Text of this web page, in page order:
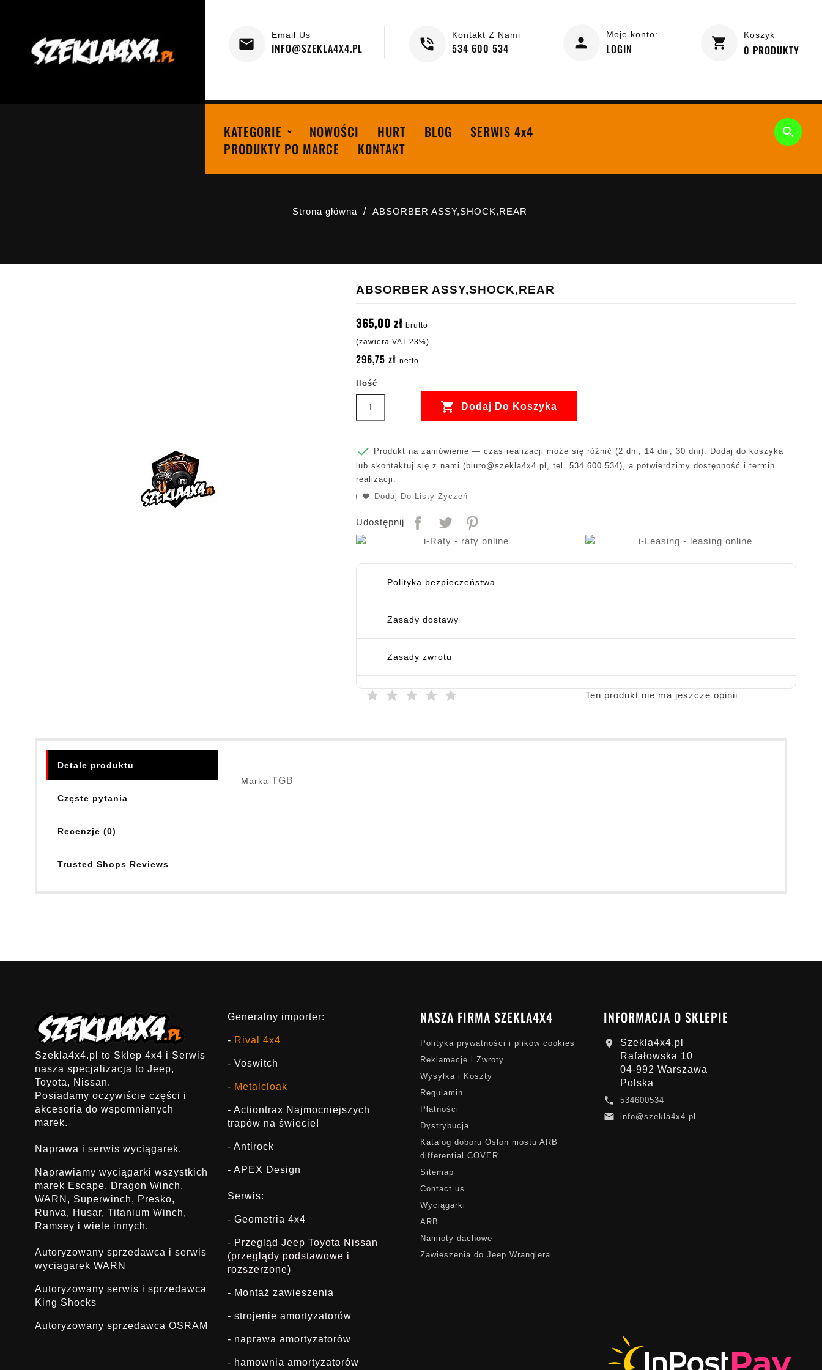
Koszyk
0 PRODUKTY
Moje konto:
LOGIN
Kontakt Z Nami
534 600 534
Email Us
INFO@SZEKLA4X4.PL
KATEGORIE NOWOŚCI HURT BLOG
SERWIS 4x4
PRODUKTY PO MARCE
KONTAKT

Strona główna ABSORBER ASSY,SHOCK,REAR
ABSORBER ASSY,SHOCK,REAR
365,00 zł brutto
(zawiera VAT 23%)
296,75 zł netto
Ilość
 Dodaj Do Koszyka

Produkt na zamówienie — czas realizacji może się różnić (2 dni, 14 dni, 30 dni). Dodaj do koszyka
lub skontaktuj się z nami ( biuro@szekla4x4.pl , tel. 534 600 534), a potwierdzimy dostępność i termin
realizacji.
Dodaj Do Listy Życzeń
Udostępnij
Polityka bezpieczeństwa
Zasady dostawy
Zasady zwrotu
Ten produkt nie ma jeszcze opinii
Detale produktu
Częste pytania
Recenzje (0)
Trusted Shops Reviews
Marka TGB
Szekla4x4.pl to Sklep 4x4 i Serwis
nasza specjalizacja to Jeep,
Toyota, Nissan.
Posiadamy oczywiście części i
akcesoria do wspomnianych
marek.
Naprawa i serwis wyciągarek.
Naprawiamy wyciągarki wszystkich
marek Escape, Dragon Winch,
WARN, Superwinch, Presko,
Runva, Husar, Titanium Winch,
Ramsey i wiele innych.
Autoryzowany sprzedawca i serwis
wyciagarek WARN
Autoryzowany serwis i sprzedawca
King Shocks
Autoryzowany sprzedawca OSRAM
Generalny importer:
- Rival 4x4
- Voswitch
- Metalcloak
- Actiontrax Najmocniejszych
trapów na świecie!
- Antirock
- APEX Design
Serwis:
- Geometria 4x4
- Przegląd Jeep Toyota Nissan
(przeglądy podstawowe i
rozszerzone)
- Montaż zawieszenia
- strojenie amortyzatorów
- naprawa amortyzatorów
- hamownia amortyzatorów
NASZA FIRMA SZEKLA4X4
Polityka prywatności i plików cookies
Reklamacje i Zwroty
Wysyłka i Koszty
Regulamin
Płatności
Dystrybucja
Katalog doboru Osłon mostu ARB
differential COVER
Sitemap
Contact us
Wyciągarki
ARB
Namioty dachowe
Zawieszenia do Jeep Wranglera
INFORMACJA O SKLEPIE

Szekla4x4.pl
Rafałowska 10
04-992 Warszawa
Polska
 534600534
 info@szekla4x4.pl